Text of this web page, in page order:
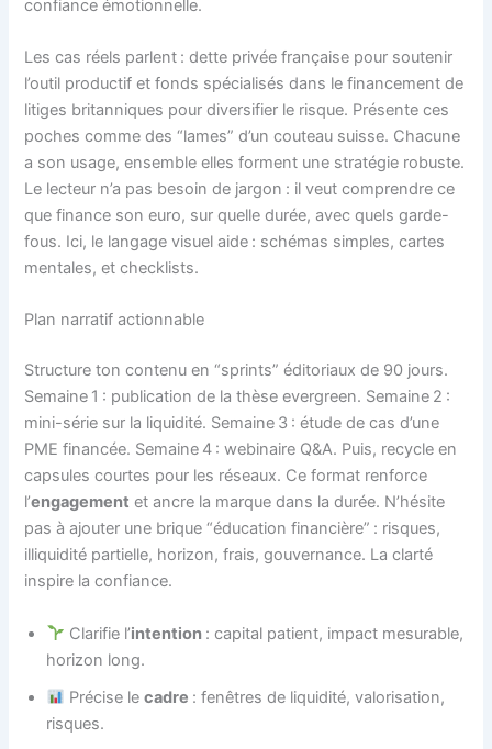
confiance émotionnelle.
Les cas réels parlent : dette privée française pour soutenir
l’outil productif et fonds spécialisés dans le financement de
litiges britanniques pour diversifier le risque. Présente ces
poches comme des “lames” d’un couteau suisse. Chacune
a son usage, ensemble elles forment une stratégie robuste.
Le lecteur n’a pas besoin de jargon : il veut comprendre ce
que finance son euro, sur quelle durée, avec quels garde-
fous. Ici, le langage visuel aide : schémas simples, cartes
mentales, et checklists.
Plan narratif actionnable
Structure ton contenu en “sprints” éditoriaux de 90 jours.
Semaine 1 : publication de la thèse evergreen. Semaine 2 :
mini-série sur la liquidité. Semaine 3 : étude de cas d’une
PME financée. Semaine 4 : webinaire Q&A. Puis, recycle en
capsules courtes pour les réseaux. Ce format renforce
l’engagement et ancre la marque dans la durée. N’hésite
pas à ajouter une brique “éducation financière” : risques,
illiquidité partielle, horizon, frais, gouvernance. La clarté
inspire la confiance.
Clarifie l’intention : capital patient, impact mesurable,
horizon long.
Précise lecadre : fenêtres de liquidité, valorisation,
risques.